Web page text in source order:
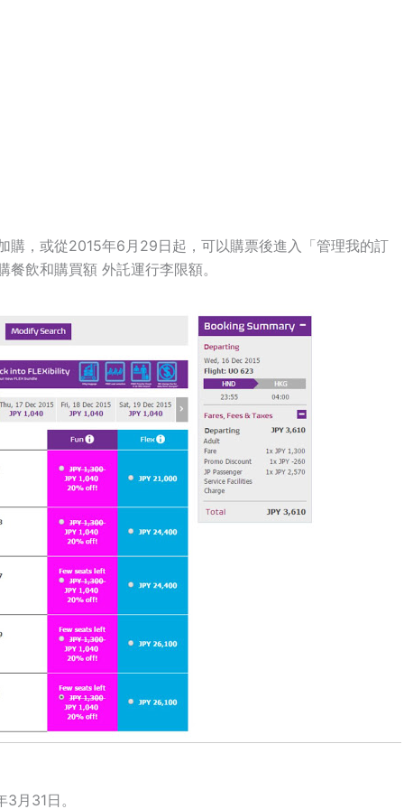
，或從2015年6月29日起，可以購票後進入「管理我的訂
飲和購買額 外託運行李限額。
月31日。